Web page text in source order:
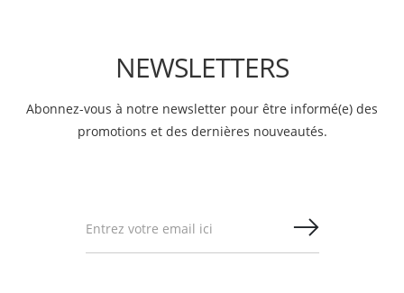
NEWSLETTERS
Abonnez-vous à notre newsletter pour être informé(e) des
promotions et des dernières nouveautés.